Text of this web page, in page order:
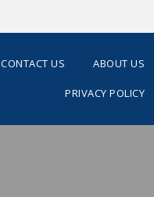
CONTACT US ABOUT US
PRIVACY POLICY